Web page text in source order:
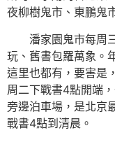
夜柳樹鬼市、東鵬鬼
潘家園鬼市每周
玩、舊書包羅萬象。
這里也都有，要害是
周二下戰書4點開端
旁邊泊車場，是北京
戰書4點到清晨。